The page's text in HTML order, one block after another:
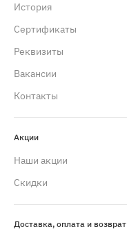
История
Сертификаты
Реквизиты
Вакансии
Контакты
Акции
Наши акции
Скидки
Доставка, оплата и возврат